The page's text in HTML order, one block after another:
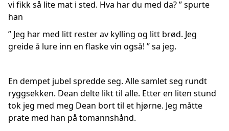
vi fikk så lite mat i sted. Hva har du med da? ” spurte
han
” Jeg har med litt rester av kylling og litt brød. Jeg
greide å lure inn en flaske vin også! ” sa jeg.
En dempet jubel spredde seg. Alle samlet seg rundt
ryggsekken. Dean delte likt til alle. Etter en liten stund
tok jeg med meg Dean bort til et hjørne. Jeg måtte
prate med han på tomannshånd.